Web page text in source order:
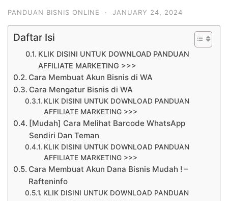
PANDUAN BISNIS ONLINE · JANUARY 24, 2024
Daftar Isi
KLIK DISINI UNTUK DOWNLOAD PANDUAN
AFFILIATE MARKETING >>>
Cara Membuat Akun Bisnis di WA
Cara Mengatur Bisnis di WA
KLIK DISINI UNTUK DOWNLOAD PANDUAN
AFFILIATE MARKETING >>>
[Mudah] Cara Melihat Barcode WhatsApp
Sendiri Dan Teman
KLIK DISINI UNTUK DOWNLOAD PANDUAN
AFFILIATE MARKETING >>>
Cara Membuat Akun Dana Bisnis Mudah ! –
Rafteninfo
KLIK DISINI UNTUK DOWNLOAD PANDUAN